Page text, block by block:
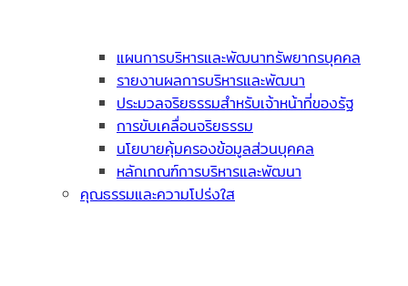
แผนการบริหารและพัฒนาทรัพยากรบุคคล
รายงานผลการบริหารและพัฒนา
ประมวลจริยธรรมสำหรับเจ้าหน้าที่ของรัฐ
การขับเคลื่อนจริยธรรม
นโยบายคุ้มครองข้อมูลส่วนบุคคล
หลักเกณฑ์การบริหารและพัฒนา
คุณธรรมและความโปร่งใส